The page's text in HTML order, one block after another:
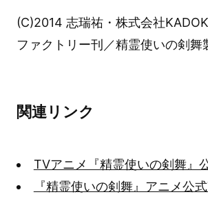
(C)2014 志瑞祐・株式会社
ファクトリー刊／精霊使いの剣舞
関連リンク
TVアニメ『精霊使いの剣舞』
『精霊使いの剣舞』アニメ公